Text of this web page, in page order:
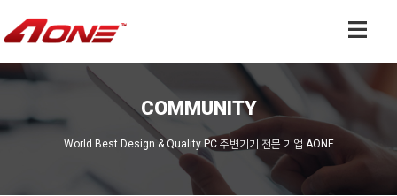
COMMUNITY
World Best Design & Quality PC 주변기기 전문 기업 AONE